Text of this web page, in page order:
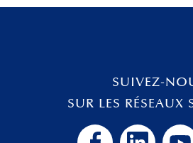
SUIVEZ-
SUR LES RÉSEAUX